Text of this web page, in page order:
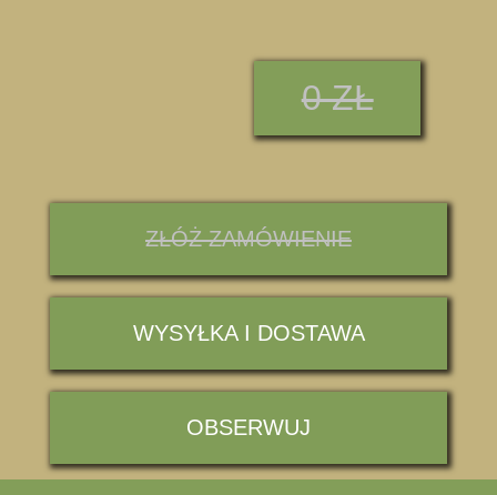
0 ZŁ
ZŁÓŻ ZAMÓWIENIE
WYSYŁKA I DOSTAWA
OBSERWUJ